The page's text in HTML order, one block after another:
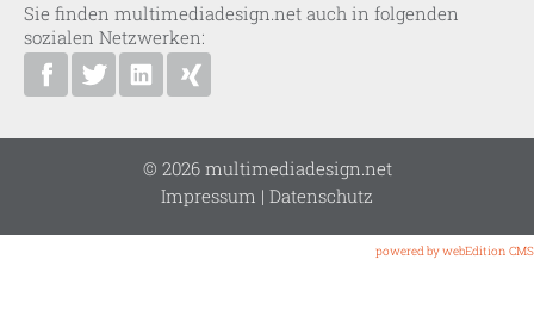
Sie finden multimediadesign.net auch in folgenden
sozialen Netzwerken:
multimediadesign.net bei Facebook
Ansgar Bolle bei Twitter
Ansgar Bolle bei Linkedin
© 2026 multimediadesign.net
Impressum | Datenschutz
powered by webEdition CMS